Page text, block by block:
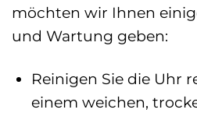
möchten wir Ihnen
und Wartung geben:
Reinigen Sie die Uhr
einem weichen,